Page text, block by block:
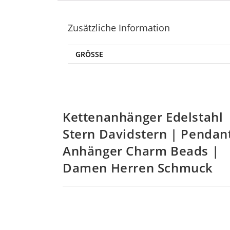
Zusätzliche Information
GRÖSSE
Kettenanhänger Edelstahl
Stern Davidstern |
Anhänger Charm Beads |
Damen Herren Schmuck